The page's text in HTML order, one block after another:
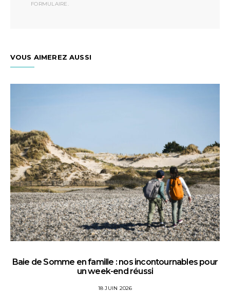
FORMULAIRE.
VOUS AIMEREZ AUSSI
Baie de Somme en famille : nos incontournables pour
un week-end réussi
18 JUIN 2026